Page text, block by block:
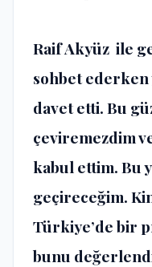
Raif Akyüz ile
sohbet ederken
davet etti. Bu
çeviremezdim
kabul ettim. Bu
geçireceğim.
Türkiye’de bir
bunu